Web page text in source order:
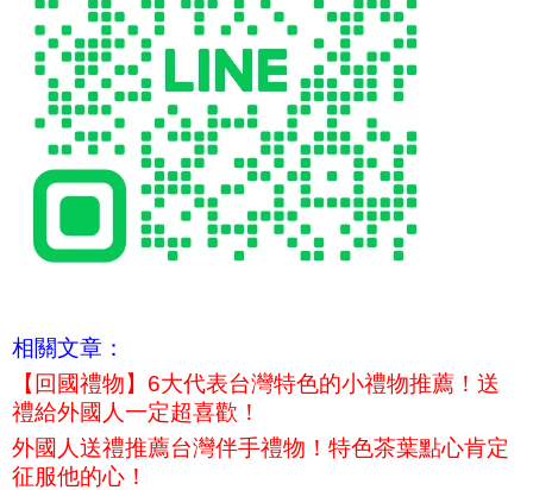
相關文章：
【回國禮物】6大代表台灣特色的小禮物推薦！送
禮給外國人一定超喜歡！
外國人送禮推薦台灣伴手禮物！特色茶葉點心肯定
征服他的心！